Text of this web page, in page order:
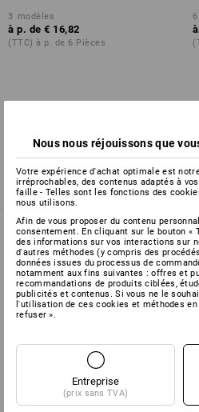
3 modèles
à p. de € 16,82
(TTC) à p. de 6 Pièces
6
SERVICE 02
SERVICE
ENTREPRISES
INFORMATION
Nous nous réjouissons que
Votre expérience d'achat optimale est
irréprochables, des contenus adaptés à
faille - Telles sont les fonctions des
nous utilisons.
Afin de vous proposer du contenu
consentement. En cliquant sur le bouton «
des informations sur vos interactions sur
d'autres méthodes (y compris des
données issues du processus de
notamment aux fins suivantes : offres et
recommandations de produits ciblées,
publicités et contenus. Si vous ne le
l'utilisation de ces cookies et méthodes
refuser ».
Entreprise
(prix sans TVA)